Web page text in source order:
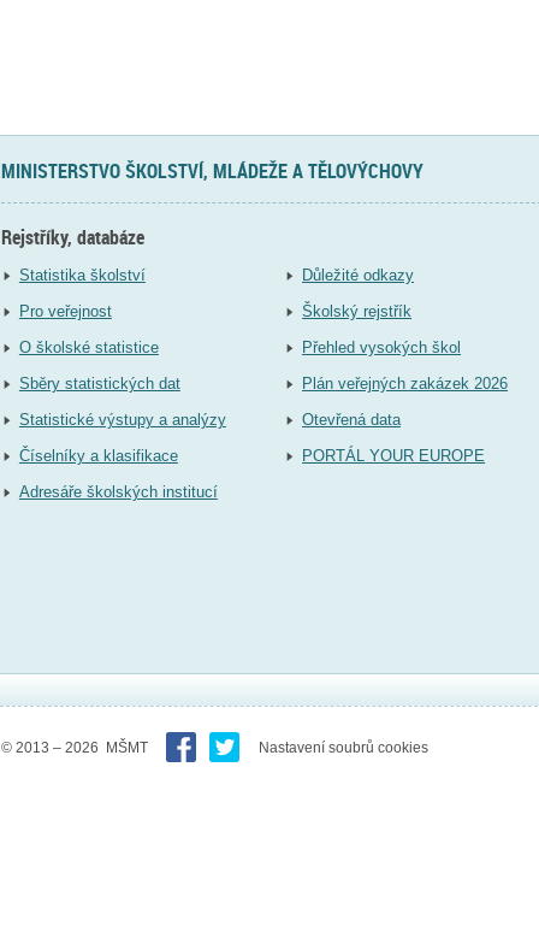
MINISTERSTVO ŠKOLSTVÍ, MLÁDEŽE A TĚLOVÝCHOVY
Rejstříky, databáze
Statistika školství
Pro veřejnost
O školské statistice
Sběry statistických dat
Statistické výstupy a analýzy
Číselníky a klasifikace
Adresáře školských institucí
Důležité odkazy
Školský rejstřík
Přehled vysokých škol
Plán veřejných zakázek 2026
Otevřená data
PORTÁL YOUR EUROPE
© 2013 – 2026 MŠMT Nastavení soubrů cookies